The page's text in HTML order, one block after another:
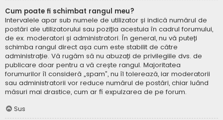
Cum poate fi schimbat rangul meu?
Intervalele apar sub numele de utilizator și indică numărul de
postări ale utilizatorului sau poziția acestuia în cadrul forumului,
de ex. moderatori și administratori. În general, nu vă puteți
schimba rangul direct așa cum este stabilit de către
administrație. Vă rugăm să nu abuzați de privilegiile dvs. de
publicare doar pentru a vă crește rangul. Majoritatea
forumurilor îl consideră „spam”, nu îl tolerează, iar moderatorii
sau administratorii vor reduce numărul de postări, chiar luând
măsuri mai drastice, cum ar fi expulzarea de pe forum.
Sus